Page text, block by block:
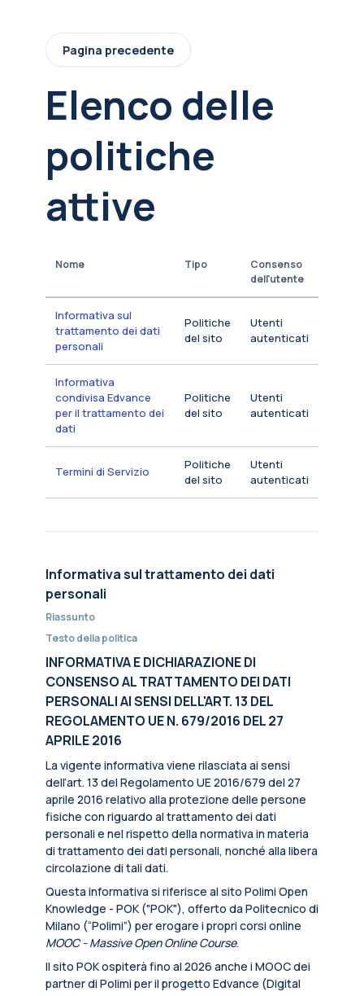
Pagina precedente
Elenco delle
politiche
attive
Nome Tipo
Consenso
dell'utente
Informativa sul
trattamento dei dati
personali
Politiche
del sito
Utenti
autenticati
Informativa
condivisa Edvance
per il trattamento dei
dati
Politiche
del sito
Utenti
autenticati
Termini di Servizio
Politiche
del sito
Utenti
autenticati
Informativa sul trattamento dei dati
personali
Riassunto
Testo della politica
INFORMATIVA E DICHIARAZIONE DI
CONSENSO AL TRATTAMENTO DEI DATI
PERSONALI AI SENSI DELL'ART. 13 DEL
REGOLAMENTO UE N. 679/2016 DEL 27
APRILE 2016
La vigente informativa viene rilasciata ai sensi
dell’art. 13 del Regolamento UE 2016/679 del 27
aprile 2016 relativo alla protezione delle persone
fisiche con riguardo al trattamento dei dati
personali e nel rispetto della normativa in materia
di trattamento dei dati personali, nonché alla libera
circolazione di tali dati.
Questa informativa si riferisce al sito Polimi Open
Knowledge - POK ("POK"), offerto da Politecnico di
Milano (“Polimi”) per erogare i propri corsi online
MOOC - Massive Open Online Course.
Il sito POK ospiterà fino al 2026 anche i MOOC dei
partner di Polimi per il progetto Edvance (Digital